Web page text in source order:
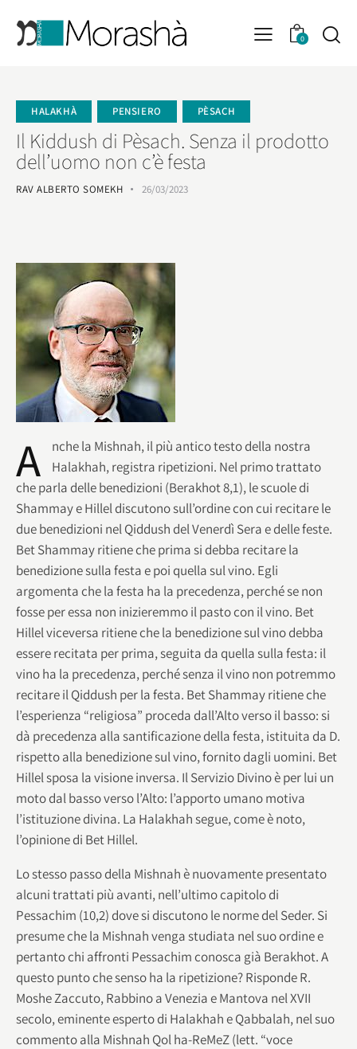
0
HALAKHÀ PENSIERO PÈSACH
Il Kiddush di Pèsach. Senza il prodotto
dell’uomo non c’è festa
RAV ALBERTO SOMEKH 26/03/2023
A
nche la Mishnah, il più antico testo della nostra
Halakhah, registra ripetizioni. Nel primo trattato
che parla delle benedizioni (Berakhot 8,1), le scuole di
Shammay e Hillel discutono sull’ordine con cui recitare le
due benedizioni nel Qiddush del Venerdì Sera e delle feste.
Bet Shammay ritiene che prima si debba recitare la
benedizione sulla festa e poi quella sul vino. Egli
argomenta che la festa ha la precedenza, perché se non
fosse per essa non inizieremmo il pasto con il vino. Bet
Hillel viceversa ritiene che la benedizione sul vino debba
essere recitata per prima, seguita da quella sulla festa: il
vino ha la precedenza, perché senza il vino non potremmo
recitare il Qiddush per la festa. Bet Shammay ritiene che
l’esperienza “religiosa” proceda dall’Alto verso il basso: si
dà precedenza alla santificazione della festa, istituita da D.
rispetto alla benedizione sul vino, fornito dagli uomini. Bet
Hillel sposa la visione inversa. Il Servizio Divino è per lui un
moto dal basso verso l’Alto: l’apporto umano motiva
l’istituzione divina. La Halakhah segue, come è noto,
l’opinione di Bet Hillel.
Lo stesso passo della Mishnah è nuovamente presentato
alcuni trattati più avanti, nell’ultimo capitolo di
Pessachim (10,2) dove si discutono le norme del Seder. Si
presume che la Mishnah venga studiata nel suo ordine e
pertanto chi affronti Pessachim conosca già Berakhot. A
questo punto che senso ha la ripetizione? Risponde R.
Moshe Zaccuto, Rabbino a Venezia e Mantova nel XVII
secolo, eminente esperto di Halakhah e Qabbalah, nel suo
commento alla Mishnah Qol ha-ReMeZ (lett. “voce